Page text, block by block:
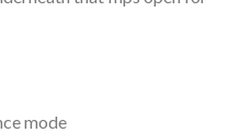
mode